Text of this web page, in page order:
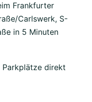
Frankfurter
Carlswerk, S-
in 5 Minuten
Parkplätze direkt